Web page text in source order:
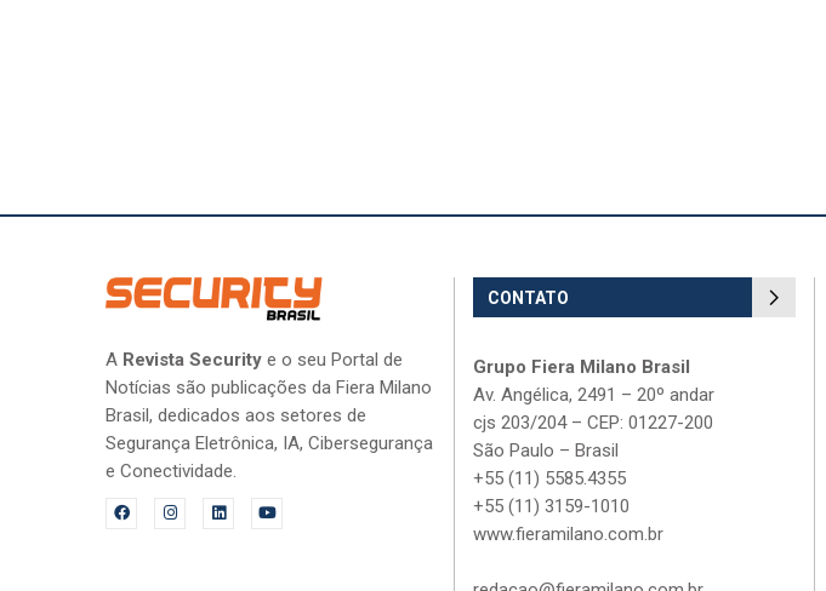
A Revista Security e o seu Portal de
Notícias são publicações da Fiera Milano
Brasil, dedicados aos setores de
Segurança Eletrônica, IA, Cibersegurança
e Conectividade.
CONTATO
Grupo Fiera Milano Brasil
Av. Angélica, 2491 – 20º andar
cjs 203/204 – CEP: 01227-200
São Paulo – Brasil
+55 (11) 5585.4355
+55 (11) 3159-1010
www.fieramilano.com.br